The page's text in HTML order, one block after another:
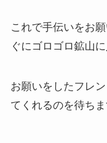
これで手伝いをお
ぐにゴロゴロ鉱山
お願いをしたフレ
てくれるのを待ちま